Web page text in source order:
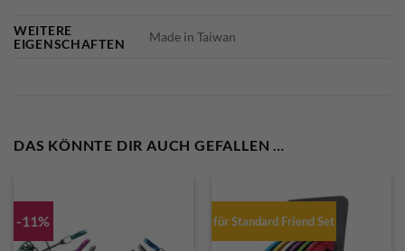
WEITERE
EIGENSCHAFTEN
Made in Taiwan
DAS KÖNNTE DIR AUCH GEFALLEN …
-11% für Standard Friend Set